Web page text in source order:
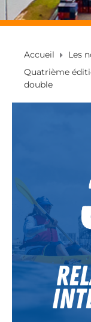
Accueil
Les
Quatrième
double